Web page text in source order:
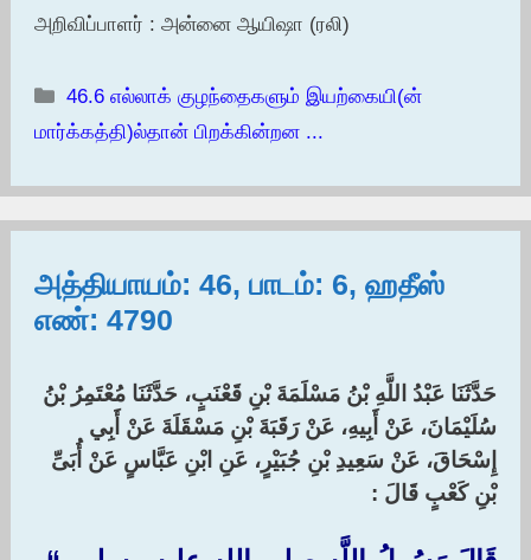
அறிவிப்பாளர் : அன்னை ஆயிஷா (ரலி)
Categories
46.6 எல்லாக் குழந்தைகளும் இயற்கையி(ன்
மார்க்கத்தி)ல்தான் பிறக்கின்றன ...
அத்தியாயம்: 46, பாடம்: 6, ஹதீஸ்
எண்: 4790
حَدَّثَنَا عَبْدُ اللَّهِ بْنُ مَسْلَمَةَ بْنِ قَعْنَبٍ، حَدَّثَنَا مُعْتَمِرُ بْنُ
سُلَيْمَانَ، عَنْ أَبِيهِ، عَنْ رَقَبَةَ بْنِ مَسْقَلَةَ عَنْ أَبِي
إِسْحَاقَ، عَنْ سَعِيدِ بْنِ جُبَيْرٍ، عَنِ ابْنِ عَبَّاسٍ عَنْ أُبَىِّ
بْنِ كَعْبٍ قَالَ :‏